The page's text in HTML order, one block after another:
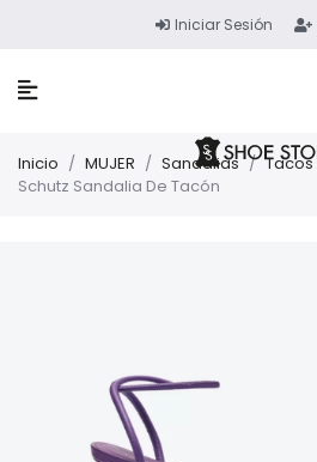
Iniciar Sesión
Inicio / MUJER / Sandalias / Tacos
Schutz Sandalia De Tacón